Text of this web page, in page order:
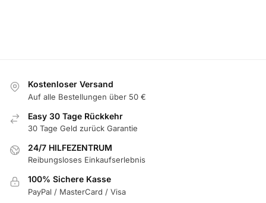
Kostenloser Versand
Auf alle Bestellungen über 50 €
Easy 30 Tage Rückkehr
30 Tage Geld zurück Garantie
24/7 HILFEZENTRUM
Reibungsloses Einkaufserlebnis
100% Sichere Kasse
PayPal / MasterCard / Visa